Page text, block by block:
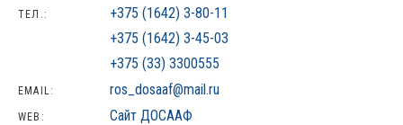
ТЕЛ.:
+375 (1642) 3-80-11
+375 (1642) 3-45-03
+375 (33) 3300555
EMAIL: ros_dosaaf@mail.ru
WEB: Сайт ДОСААФ